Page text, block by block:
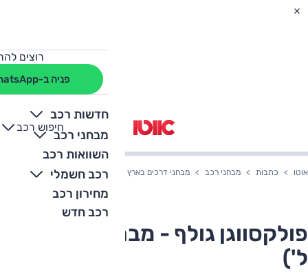
רוצים
פניה ב-WhatsApp
חדשות רכב
מבחני רכב
השוואות רכב
רכב חשמלי
מחירון רכב
רכב חדש
חיפוש רכב
+
-
אוטו כתבות מבחני רכב מבחני דרכים בארץ פולקסווגן גולף - מבחן דרכים (1.0 ל')
ל')